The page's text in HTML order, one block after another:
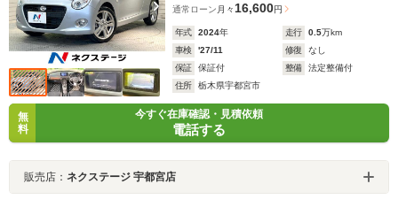
通常ローン 月々 16,600円
年式 2024年 走行 0.5万km
車検
'27/11 修復
なし
保証
保証付 整備
法定整備付
住所
栃木県宇都宮市
無
料
今すぐ在庫確認・見積依頼
電話する
販売店： ネクステージ 宇都宮店